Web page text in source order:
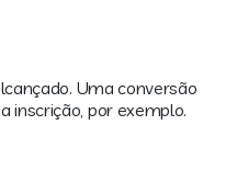
Uma conversão
inscrição, por exemplo.